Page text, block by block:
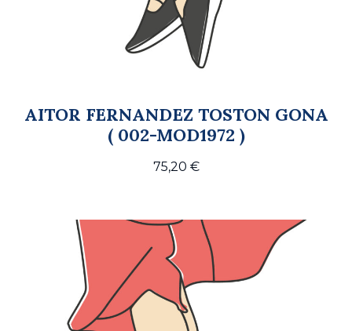
AITOR FERNANDEZ TOSTON GONA
( 002-MOD1972 )
75,20 €